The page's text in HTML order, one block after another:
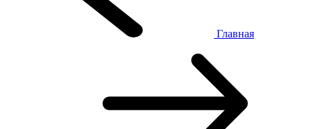
Главная